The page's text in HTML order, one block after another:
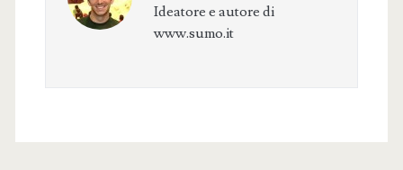
Ideatore e autore di
www.sumo.it